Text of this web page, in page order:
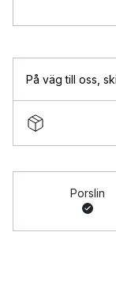
På väg till oss
Porslin